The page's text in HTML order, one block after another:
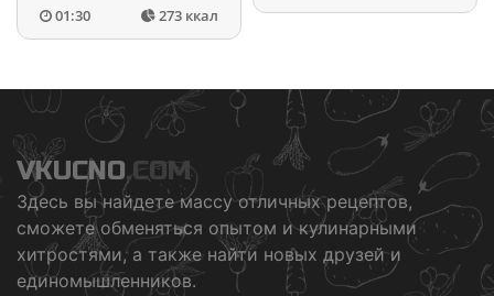
01:30 273 ккал
VKUCNO.COM
Здесь вы найдете массу отличных рецептов,
сможете обменяться опытом и кулинарными
хитростями, а также найти новых друзей и
единомышленников.